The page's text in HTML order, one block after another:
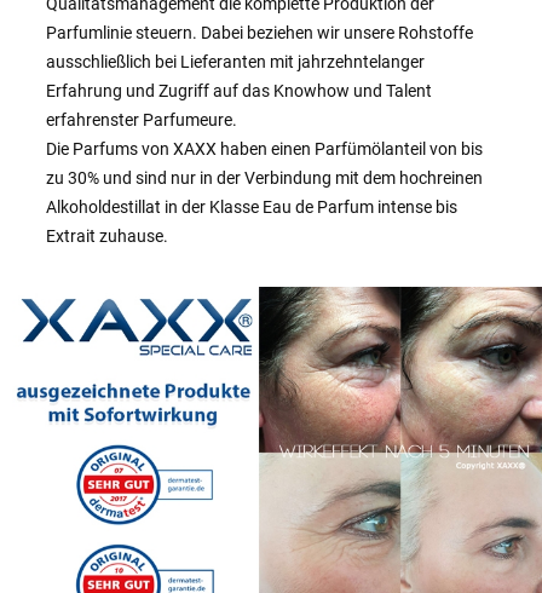
Parfumlinie steuern. Dabei beziehen wir unsere Rohstoffe
ausschließlich bei Lieferanten mit jahrzehntelanger
Erfahrung und Zugriff auf das Knowhow und Talent
erfahrenster Parfumeure.
Die Parfums von XAXX haben einen Parfümölanteil von bis
zu 30% und sind nur in der Verbindung mit dem hochreinen
Alkoholdestillat in der Klasse Eau de Parfum intense bis
Extrait zuhause.